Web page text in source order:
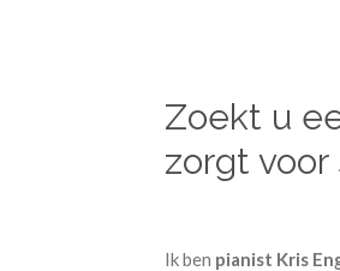
Zoekt u
zorgt
Ik ben pianist Kris